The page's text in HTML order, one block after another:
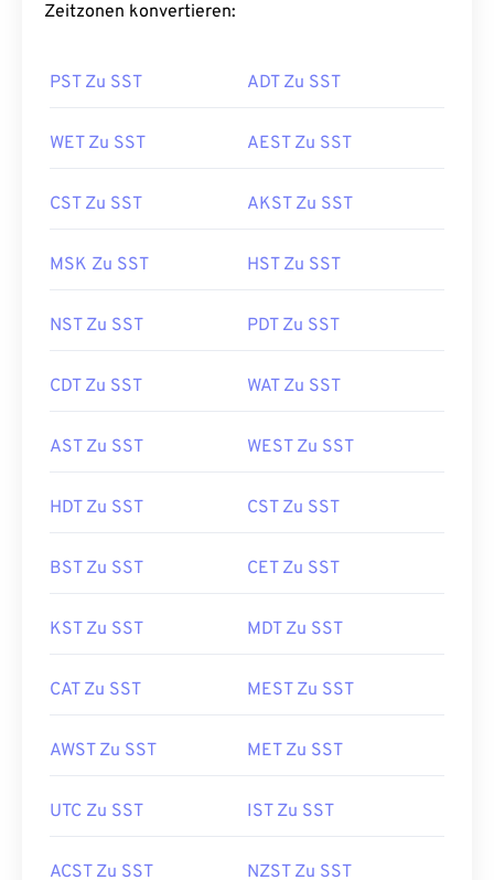
Zeitzonen konvertieren:
PST Zu SST ADT Zu SST
WET Zu SST AEST Zu SST
CST Zu SST AKST Zu SST
MSK Zu SST HST Zu SST
NST Zu SST PDT Zu SST
CDT Zu SST WAT Zu SST
AST Zu SST WEST Zu SST
HDT Zu SST CST Zu SST
BST Zu SST CET Zu SST
KST Zu SST MDT Zu SST
CAT Zu SST MEST Zu SST
AWST Zu SST MET Zu SST
UTC Zu SST IST Zu SST
ACST Zu SST NZST Zu SST